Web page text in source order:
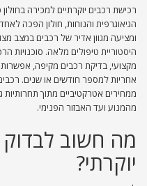
רכישת רכבים יוקרתיים למכירה
הגיאוגרפית והנוחות, חולון הפכה
ומציעה מגוון אדיר של רכבים במצב
היסטוריית טיפולים מלאה. סוכנויות
מקצועי, בדיקת רכבים מקיפה, אפשרות
אחריות למספר חודשים או שנים.
ממחירים אטרקטיביים מתוך
מהמנוע ועד האבזור הפנימי.
מה חשוב
יוקרתי?